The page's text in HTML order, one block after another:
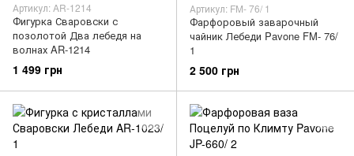
Артикул: AR-1214
Фигурка Сваровски с
позолотой Два лебедя на
волнах AR-1214
1 499 грн
Артикул: FM- 76/ 1
Фарфоровый заварочный
чайник Лебеди Pavone FM- 76/
1
2 500 грн